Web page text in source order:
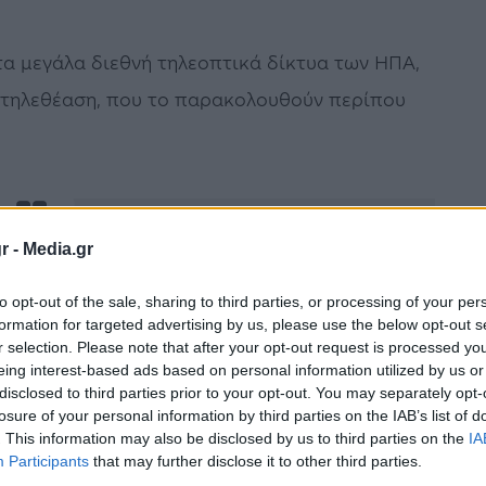
- Media.gr
opt-out of the sale, sharing to third parties, or processing of your
for targeted advertising by us, please use the below opt-out
selection. Please note that after your opt-out request is processed
interest-based ads based on personal information utilized by us
to third parties prior to your opt-out. You may separately
of your personal information by third parties on the IAB’s list of
This information may also be disclosed by us to third parties on the
Participants that may further disclose it to other third parties.
μεγάλα διεθνή τηλεοπτικά δίκτυα των HΠΑ,
που το παρακολουθούν περίπου
Οικονομικών
προς τιμήν της Ελλάδας στο
πλαίσιο του@CapitalLinkInvest in
6FhjTLJgOF
December 8, 2022